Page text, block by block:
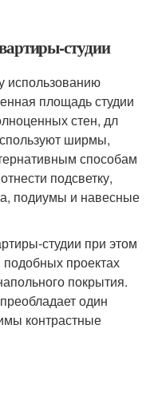
студии
использованию
площадь студии
стен, дл
ширмы,
способам
подсветку,
подиумы и навесные
студии при этом
проектах
покрытия.
один
контрастные